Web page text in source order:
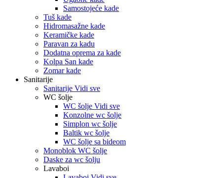
Samostojeće kade
Tuš kade
Hidromasažne kade
Keramičke kade
Paravan za kadu
Dodatna oprema za kade
Kolpa San kade
Zomar kade
Sanitarije
Sanitarije Vidi sve
WC šolje
WC šolje Vidi sve
Konzolne wc šolje
Simplon wc šolje
Baltik wc šolje
WC šolje sa bideom
Monoblok WC šolje
Daske za wc šolju
Lavaboi